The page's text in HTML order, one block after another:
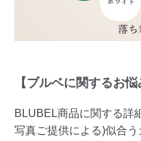
【ブルベに関するお悩
BLUBEL商品に関する詳
写真ご提供による)似合